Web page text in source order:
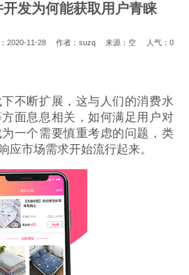
发为何能获取用户青睐
2020-11-28 作者：suzq 来源：空 人气： 0
不断扩展，这与人们的消费水
面息息相关，如何满足用户对
一个需要慎重考虑的问题，类
应市场需求开始流行起来。